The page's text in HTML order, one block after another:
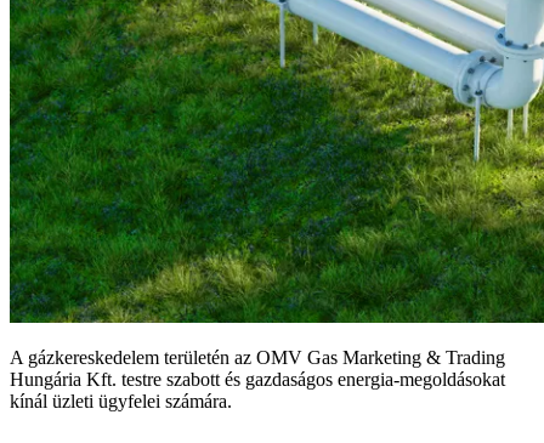
A gázkereskedelem területén az OMV Gas Marketing & Trading
Hungária Kft. testre szabott és gazdaságos energia-megoldásokat
kínál üzleti ügyfelei számára.